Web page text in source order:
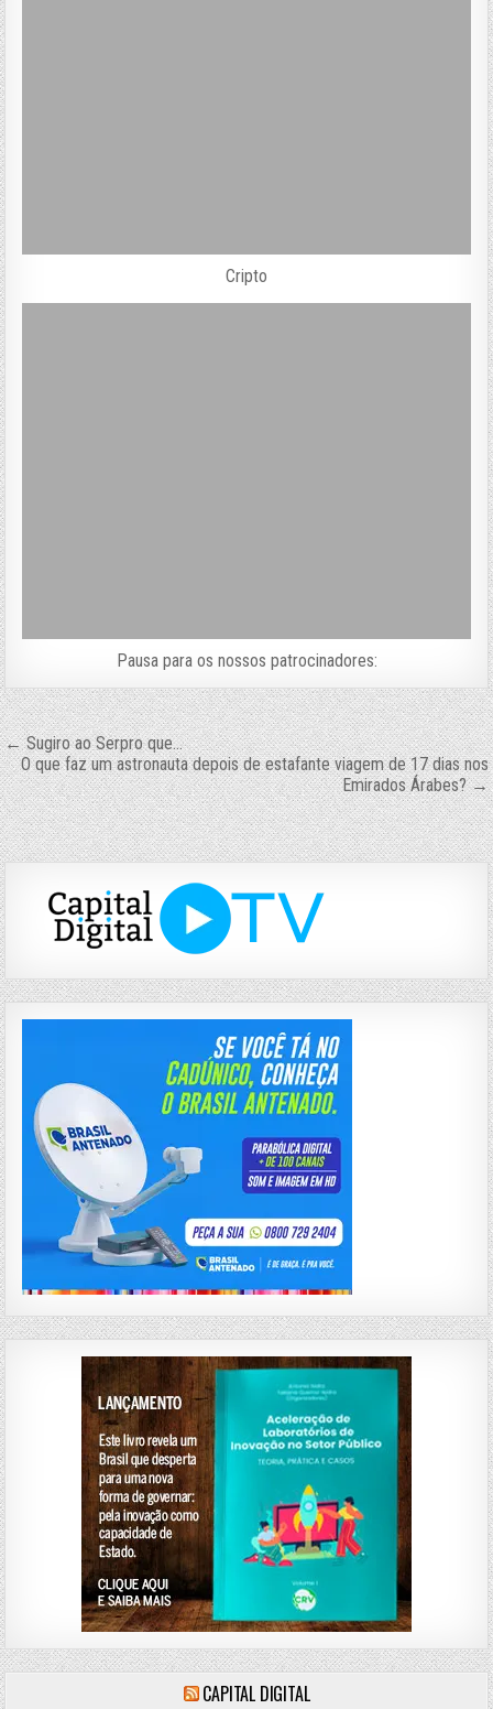
Cripto
Pausa para os nossos patrocinadores:
Navegação
de
Post
← Sugiro ao Serpro que…
O que faz um astronauta depois de estafante viagem de 17 dias nos
Emirados Árabes? →
CAPITAL DIGITAL